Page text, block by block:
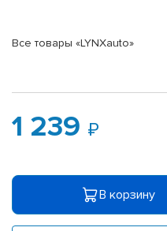
Все товары «LYNXauto»
1 239
В корзину